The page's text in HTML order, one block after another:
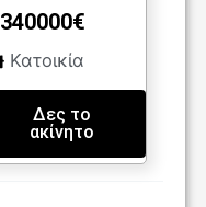
340000€
Κατοικία
Δες το
ακίνητο